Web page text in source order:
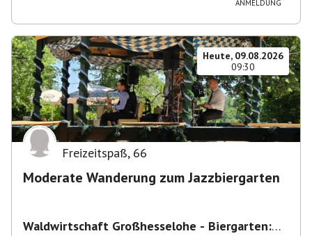
ANMELDUNG
Heute, 09.08.2026
09:30
Freizeitspaß, 66
Moderate Wanderung zum Jazzbiergarten
Waldwirtschaft Großhesselohe - Biergarten: